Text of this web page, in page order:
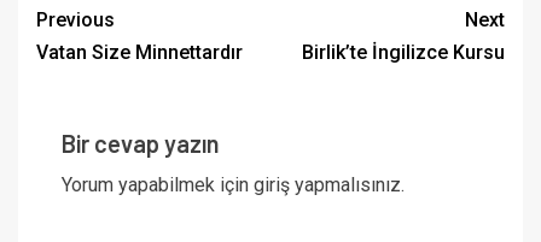
Previous
Vatan Size Minnettardır
Next
Birlik’te İngilizce Kursu
Bir cevap yazın
Yorum yapabilmek için giriş yapmalısınız.